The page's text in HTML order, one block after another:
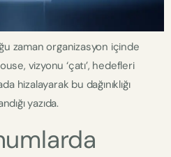
zaman organizasyon içinde
vizyonu ‘çatı’, hedefleri
hizalayarak bu dağınıklığı
yazıda.